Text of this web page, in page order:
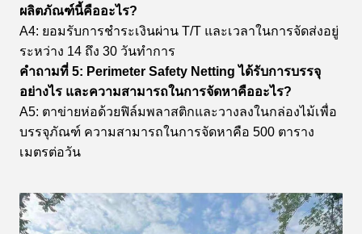
ผลิตภัณฑ์นี้คืออะไร?
A4: ยอมรับการชำระเงินผ่าน T/T และเวลาในการจัดส่งอยู่
ระหว่าง 14 ถึง 30 วันทำการ
คำถามที่ 5: Perimeter Safety Netting ได้รับการบรรจุ
อย่างไร และความสามารถในการจัดหาคืออะไร?
A5: ตาข่ายห่อด้วยฟิล์มพลาสติกและวางลงในกล่องไม้เพื่อ
บรรจุภัณฑ์ ความสามารถในการจัดหาคือ 500 ตาราง
เมตรต่อวัน